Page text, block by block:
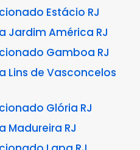
Estácio RJ
Jardim América RJ
Gamboa RJ
Lins de Vasconcelos
Glória RJ
Madureira RJ